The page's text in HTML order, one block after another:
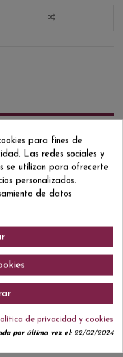
VOL.
en este momento.
para fines de
Las redes sociales y
se utilizan para ofrecerte
personalizados.
de datos
de privacidad y cookies
por última vez el:22/02/2024